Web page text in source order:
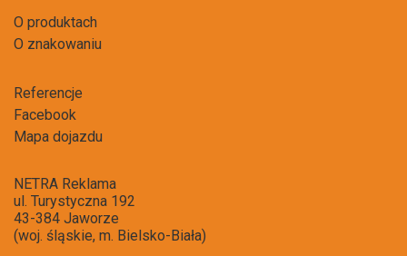
O produktach
O znakowaniu
Referencje
Facebook
Mapa dojazdu
NETRA Reklama
ul. Turystyczna 192
43-384 Jaworze
(woj. śląskie, m. Bielsko-Biała)